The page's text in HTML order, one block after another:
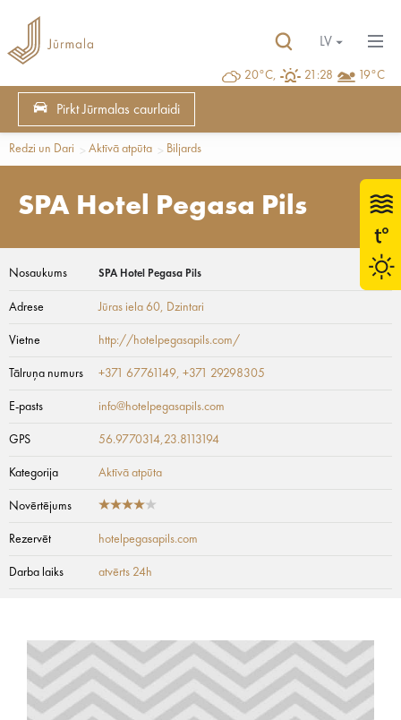
20°C, 21:28 19°C
LV
Pirkt Jūrmalas caurlaidi
Redzi un Dari Aktīvā atpūta Biljards
SPA Hotel Pegasa Pils
Nosaukums SPA Hotel Pegasa Pils
Adrese Jūras iela 60, Dzintari
Vietne http://hotelpegasapils.com/
Tālruņa numurs +371 67761149, +371 29298305
E-pasts info@hotelpegasapils.com
GPS 56.9770314,23.8113194
Kategorija Aktīvā atpūta
Novērtējums
Rezervēt hotelpegasapils.com
Darba laiks atvērts 24h